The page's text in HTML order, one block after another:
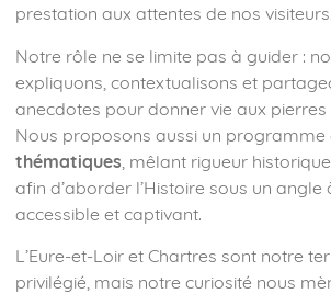
prestation aux attentes de nos visiteurs.
Notre rôle ne se limite pas à guider :
expliquons, contextualisons et
anecdotes pour donner vie aux
Nous proposons aussi un programme
thématiques, mêlant rigueur
afin d’aborder l’Histoire sous un angle
accessible et captivant.
L’Eure-et-Loir et Chartres sont notre
privilégié, mais notre curiosité nous